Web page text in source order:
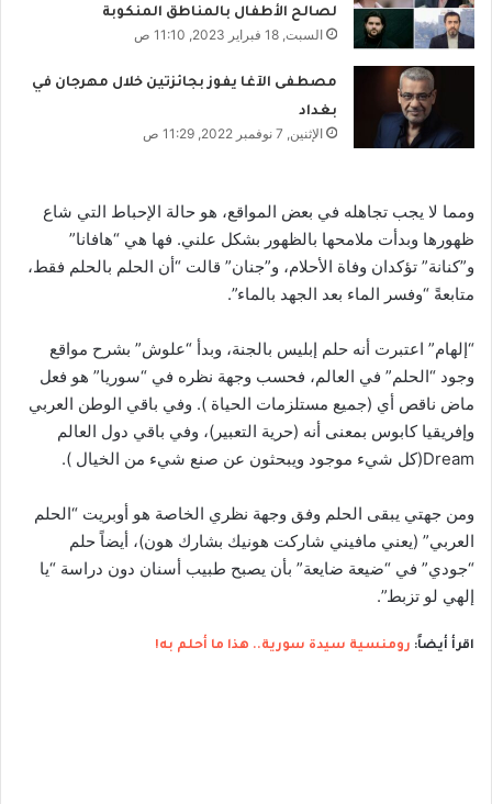
لصالح الأطفال بالمناطق المنكوبة
السبت, 18 فبراير 2023, 11:10 ص
مصطفى الآغا يفوز بجائزتين خلال مهرجان في
بغداد
الإثنين, 7 نوفمبر 2022, 11:29 ص
ومما لا يجب تجاهله في بعض المواقع، هو حالة الإحباط التي شاع
ظهورها وبدأت ملامحها بالظهور بشكل علني. فها هي “هافانا”
و”كنانة” تؤكدان وفاة الأحلام، و”جنان” قالت “أن الحلم بالحلم فقط،
متابعةً “وفسر الماء بعد الجهد بالماء”.
“إلهام” اعتبرت أنه حلم إبليس بالجنة، وبدأ “علوش” بشرح مواقع
وجود “الحلم” في العالم، فحسب وجهة نظره في “سوريا” هو فعل
ماض ناقص أي (جميع مستلزمات الحياة ). وفي باقي الوطن العربي
وإفريقيا كابوس بمعنى أنه (حرية التعبير)، وفي باقي دول العالم
Dream(كل شيء موجود ويبحثون عن صنع شيء من الخيال ).
ومن جهتي يبقى الحلم وفق وجهة نظري الخاصة هو أوبريت “الحلم
العربي” (يعني مافيني شاركت هونيك بشارك هون)، أيضاً حلم
“جودي” في “ضيعة ضايعة” بأن يصبح طبيب أسنان دون دراسة “يا
إلهي لو تزبط”.
اقرأ أيضاً: رومنسية سيدة سورية.. هذا ما أحلم به!